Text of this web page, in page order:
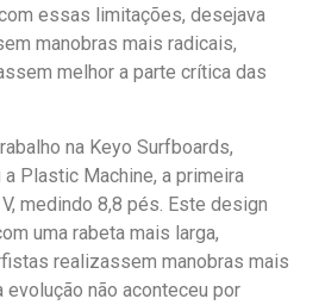
essas limitações, desejava
manobras mais radicais,
melhor a parte crítica das
na Keyo Surfboards,
Plastic Machine, a primeira
medindo 8,8 pés. Este design
uma rabeta mais larga,
realizassem manobras mais
não aconteceu por